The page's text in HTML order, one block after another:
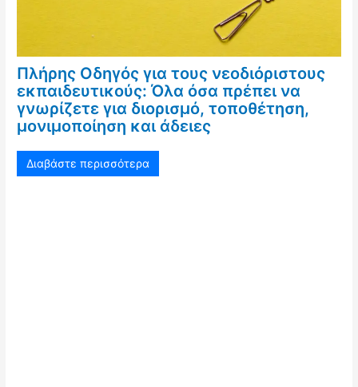
Πλήρης Οδηγός για τους νεοδιόριστους
εκπαιδευτικούς: Όλα όσα πρέπει να
γνωρίζετε για διορισμό, τοποθέτηση,
μονιμοποίηση και άδειες
Διαβάστε περισσότερα